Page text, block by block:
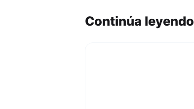
Continúa leyendo